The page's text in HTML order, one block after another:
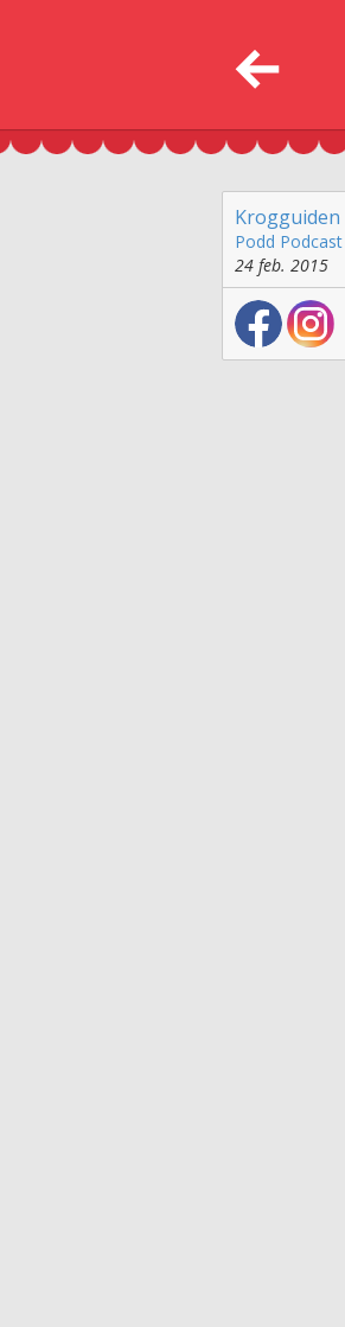
Krogguiden
Podd Podcast
24 feb. 2015